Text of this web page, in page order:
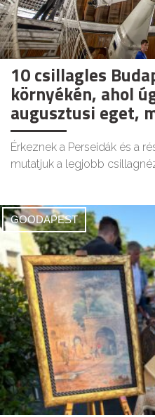
10 csillagles
környékén, ahol
augusztusi eget,
Érkeznek a Perseidák és a
mutatjuk a legjobb
GOODAPEST